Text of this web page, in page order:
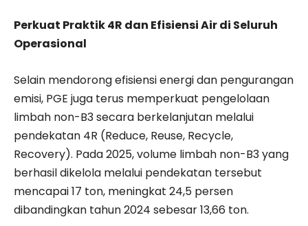
Perkuat Praktik 4R dan Efisiensi Air di Seluruh
Operasional
Selain mendorong efisiensi energi dan pengurangan
emisi, PGE juga terus memperkuat pengelolaan
limbah non-B3 secara berkelanjutan melalui
pendekatan 4R (Reduce, Reuse, Recycle,
Recovery). Pada 2025, volume limbah non-B3 yang
berhasil dikelola melalui pendekatan tersebut
mencapai 17 ton, meningkat 24,5 persen
dibandingkan tahun 2024 sebesar 13,66 ton.